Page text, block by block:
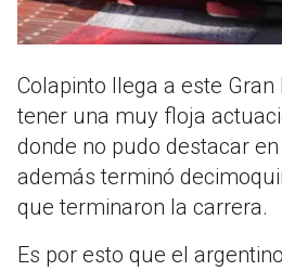
Colapinto llega a este
tener una muy floja
donde no pudo destacar
además terminó
que terminaron la carrera.
Es por esto que el